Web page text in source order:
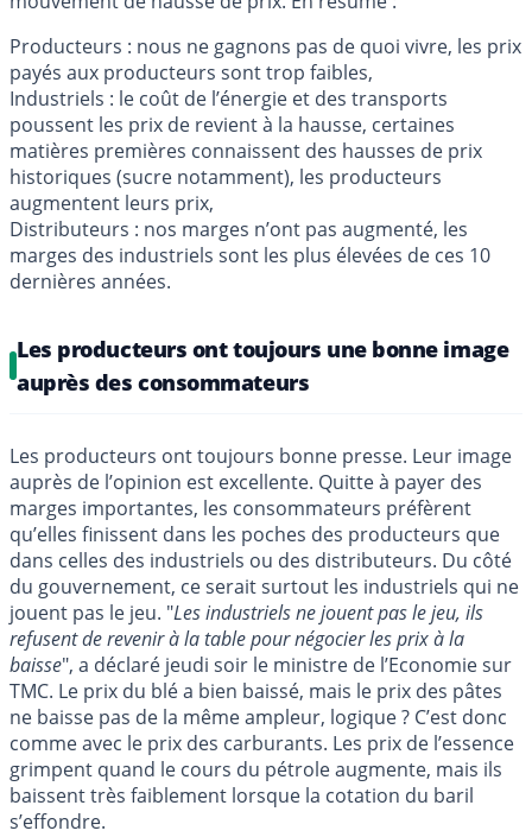
Producteurs : nous ne gagnons pas de quoi vivre, les prix
payés aux producteurs sont trop faibles,
Industriels : le coût de l’énergie et des transports
poussent les prix de revient à la hausse, certaines
matières premières connaissent des hausses de prix
historiques (sucre notamment), les producteurs
augmentent leurs prix,
Distributeurs : nos marges n’ont pas augmenté, les
marges des industriels sont les plus élevées de ces 10
dernières années.
Les producteurs ont toujours une bonne image
auprès des consommateurs
Les producteurs ont toujours bonne presse. Leur image
auprès de l’opinion est excellente. Quitte à payer des
marges importantes, les consommateurs préfèrent
qu’elles finissent dans les poches des producteurs que
dans celles des industriels ou des distributeurs. Du côté
du gouvernement, ce serait surtout les industriels qui ne
jouent pas le jeu. "Les industriels ne jouent pas le jeu, ils
refusent de revenir à la table pour négocier les prix à la
baisse", a déclaré jeudi soir le ministre de l’Economie sur
TMC. Le prix du blé a bien baissé, mais le prix des pâtes
ne baisse pas de la même ampleur, logique ? C’est donc
comme avec le prix des carburants. Les prix de l’essence
grimpent quand le cours du pétrole augmente, mais ils
baissent très faiblement lorsque la cotation du baril
s’effondre.